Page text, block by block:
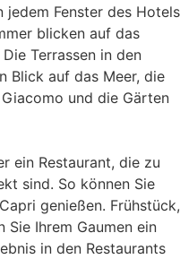
jedem Fenster des Hotels
blicken auf das
Terrassen in den
Blick auf das Meer, die
und die Gärten
ein Restaurant, die zu
sind. So können Sie
genießen. Frühstück,
Sie Ihrem Gaumen ein
in den Restaurants